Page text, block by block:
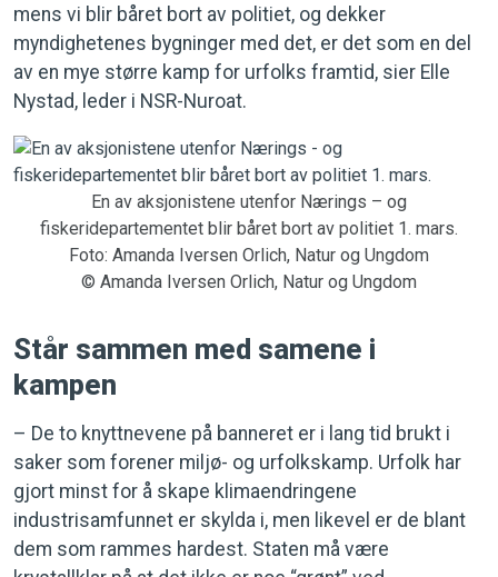
mens vi blir båret bort av politiet, og dekker
myndighetenes bygninger med det, er det som en del
av en mye større kamp for urfolks framtid, sier Elle
Nystad, leder i NSR-Nuroat.
En av aksjonistene utenfor Nærings – og
fiskeridepartementet blir båret bort av politiet 1. mars.
Foto: Amanda Iversen Orlich, Natur og Ungdom
© Amanda Iversen Orlich, Natur og Ungdom
Står sammen med samene i
kampen
– De to knyttnevene på banneret er i lang tid brukt i
saker som forener miljø- og urfolkskamp. Urfolk har
gjort minst for å skape klimaendringene
industrisamfunnet er skylda i, men likevel er de blant
dem som rammes hardest. Staten må være